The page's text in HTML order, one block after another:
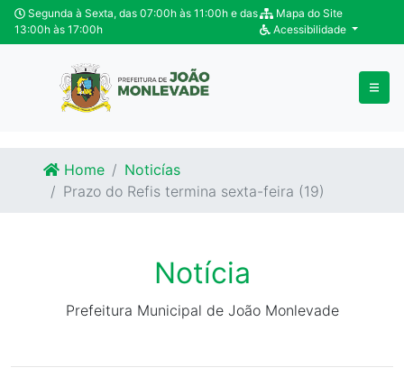
Ir para o conteúdo
Ir para o fim do conteúdo
Segunda à Sexta, das 07:00h às 11:00h e das
13:00h às 17:00h
Mapa do Site
Acessibilidade
Home
Noticías
Prazo do Refis termina sexta-feira (19)
Notícia
Prefeitura Municipal de João Monlevade